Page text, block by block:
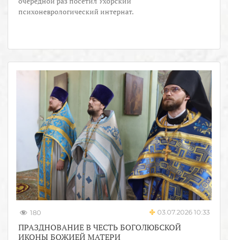
психоневрологический интернат.
180 03.07.2026 10:33
ПРАЗДНОВАНИЕ В ЧЕСТЬ БОГОЛЮБСКОЙ
ИКОНЫ БОЖИЕЙ МАТЕРИ